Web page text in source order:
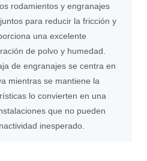
rodamientos y engranajes
para reducir la fricción y
una excelente
de polvo y humedad.
de engranajes se centra en
mientras se mantiene la
lo convierten en una
que no pueden
inesperado.